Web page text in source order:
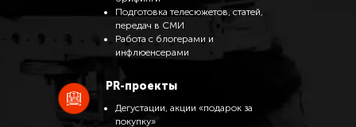
Подготовка телесюжетов, статей,
передач в СМИ
Работа с блогерами и
инфлюенсерами
PR-проекты
Дегустации, акции «подарок за
покупку»